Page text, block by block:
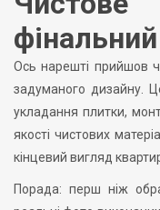
Ось нарешті прийшов
задуманого дизайну.
укладання плитки,
якості чистових
кінцевий вигляд
Порада: перш ніж